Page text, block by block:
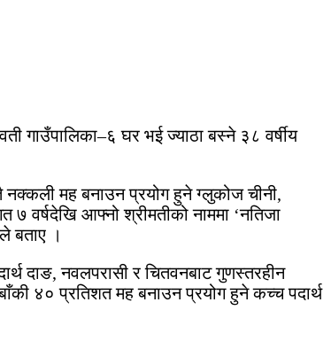
गाउँपालिका–६ घर भई ज्याठा बस्ने ३८ वर्षीय
मह बनाउन प्रयोग हुने ग्लुकोज चीनी,
वर्षदेखि आफ्नो श्रीमतीको नाममा ‘नतिजा
बताए ।
दाङ, नवलपरासी र चितवनबाट गुणस्तरहीन
४० प्रतिशत मह बनाउन प्रयोग हुने कच्च पदार्थ